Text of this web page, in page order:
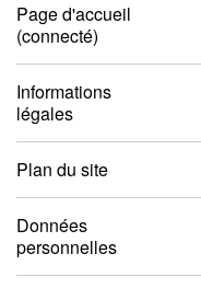
Page d'accueil
(connecté)
Informations
légales
Plan du site
Données
personnelles